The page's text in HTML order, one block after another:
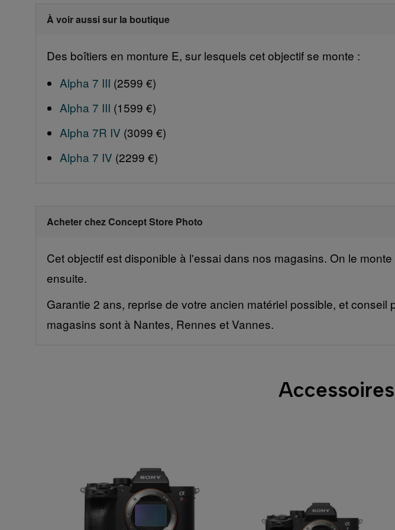
À voir aussi sur la boutique
Des boîtiers en monture E, sur lesquels cet objectif se monte :
Alpha 7 III (2599 €)
Alpha 7 III (1599 €)
Alpha 7R IV (3099 €)
Alpha 7 IV (2299 €)
Acheter chez Concept Store Photo
Cet objectif est disponible à l'essai dans nos magasins. On le
ensuite.
Garantie 2 ans, reprise de votre ancien matériel possible, et
magasins sont à Nantes, Rennes et Vannes.